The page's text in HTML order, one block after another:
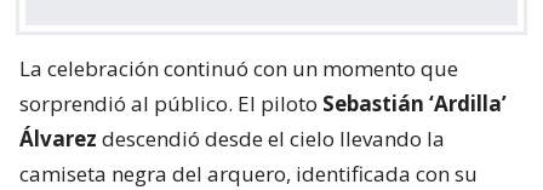
La celebración continuó con un momento que
sorprendió al público. El piloto Sebastián ‘Ardilla’
Álvarez descendió desde el cielo llevando la
camiseta negra del arquero, identificada con su